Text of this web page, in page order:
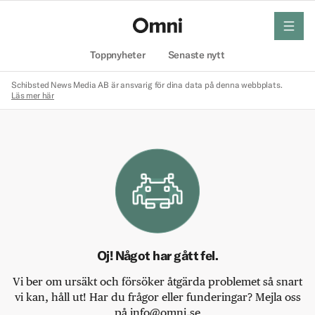
Toppnyheter Senaste nytt
meny
Schibsted News Media AB är ansvarig för dina data på denna webbplats.
Läs mer här
Oj! Något har gått fel.
Vi ber om ursäkt och försöker åtgärda problemet så snart
vi kan, håll ut! Har du frågor eller funderingar? Mejla oss